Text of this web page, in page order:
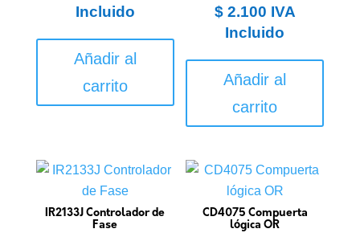
Incluido
Añadir al
carrito
$2.100 IVA
Incluido
Añadir al
carrito
IR2133J Controlador de
Fase
CD4075 Compuerta
lógica OR